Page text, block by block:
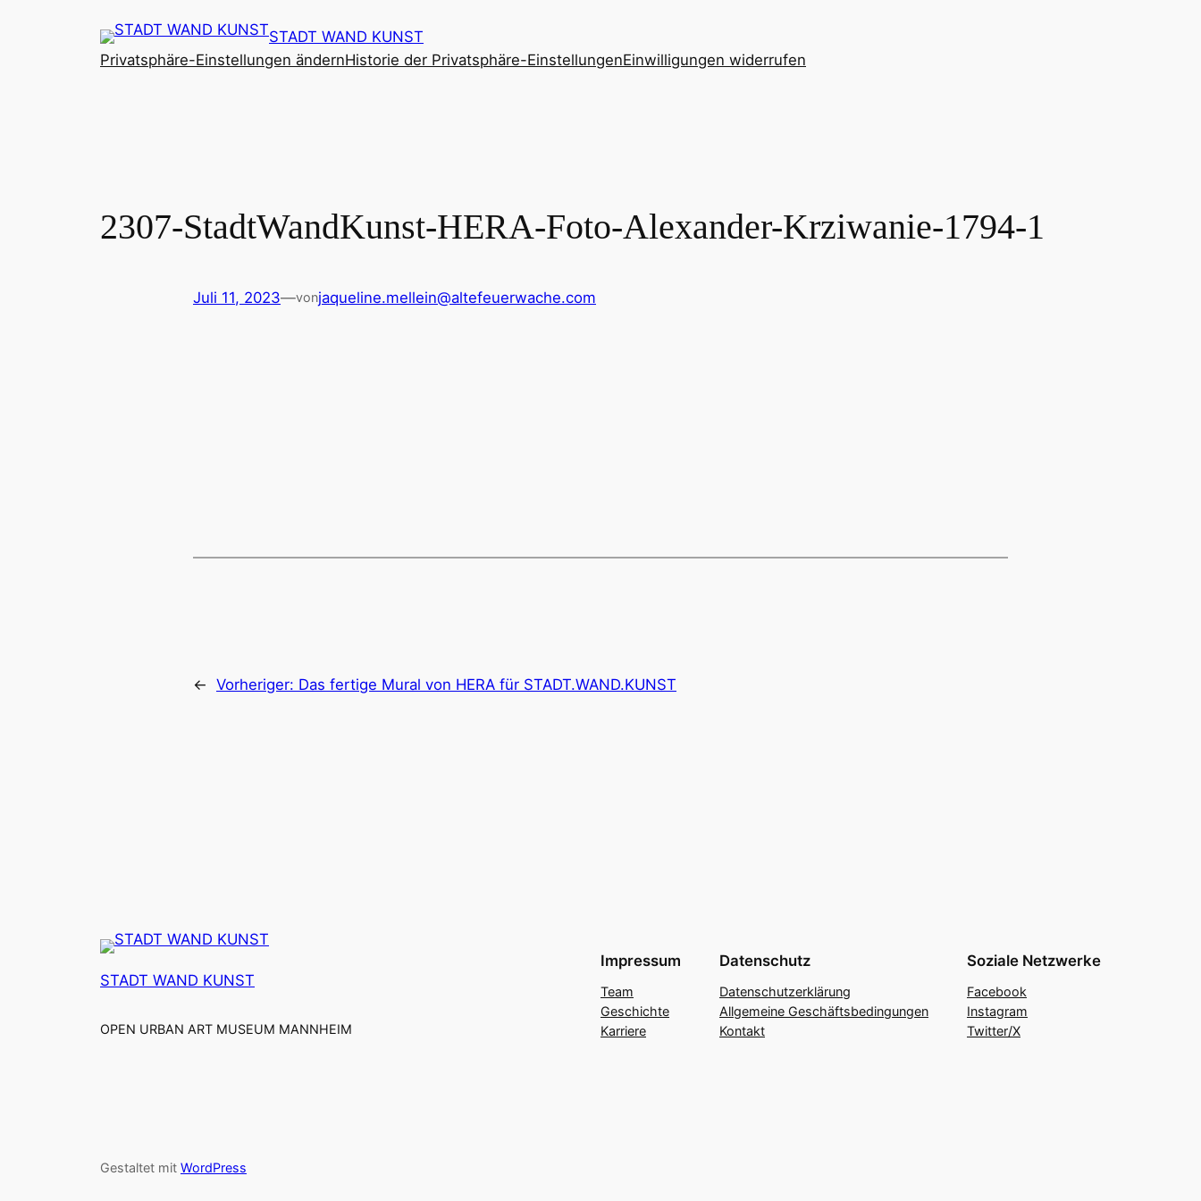
STADT WAND KUNST
Privatsphäre-Einstellungen ändernHistorie der Privatsphäre-EinstellungenEinwilligungen widerrufen
2307-StadtWandKunst-HERA-Foto-Alexander-Krziwanie-1794-1
Juli 11, 2023—vonjaqueline.mellein@altefeuerwache.com
← Vorheriger: Das fertige Mural von HERA für STADT.WAND.KUNST
STADT WAND KUNST
OPEN URBAN ART MUSEUM MANNHEIM
Impressum
Team
Geschichte
Karriere
Datenschutz
Datenschutzerklärung
Allgemeine Geschäftsbedingungen
Kontakt
Soziale Netzwerke
Facebook
Instagram
Twitter/X
Gestaltet mit WordPress